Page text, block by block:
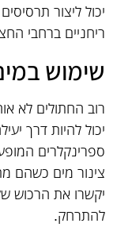
יכול ליצור
ריחניים ברחבי
שימוש
רוב החתולים לא
יכול להיות דרך
ספרינקלרים
צינור מים כשהם
יקשרו את הרכוש
להתרחק.